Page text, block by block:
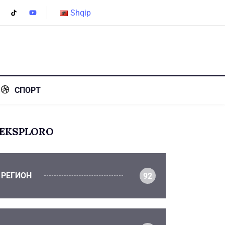
Shqip
СПОРТ
РЕГИОН 92